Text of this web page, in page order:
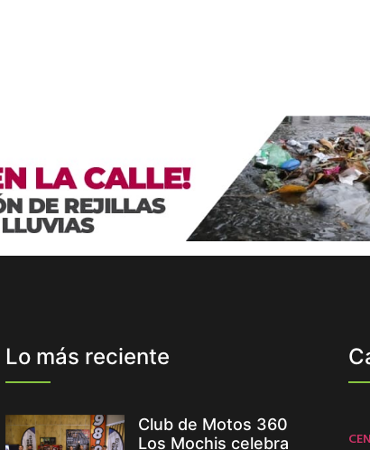
Lo más reciente
Club de Motos 360
Los Mochis celebra